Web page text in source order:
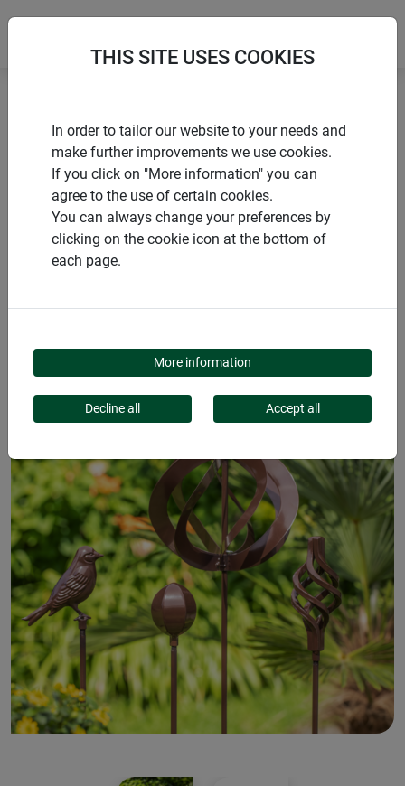
Accueil Treillis Support décoratif à visser 3D
PRODUITS
SUPPORT DÉCORATIF
THIS SITE USES COOKIES
In order to tailor our website to your needs and
make further improvements we use cookies.
If you click on "More information" you can
agree to the use of certain cookies.
You can always change your preferences by
clicking on the cookie icon at the bottom of
each page.
More information
Decline all Accept all